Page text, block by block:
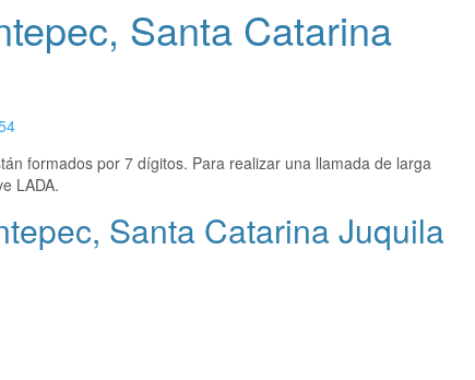
Santa Catarina
formados por 7 dígitos. Para realizar una llamada de larga
LADA.
Santa Catarina Juquila